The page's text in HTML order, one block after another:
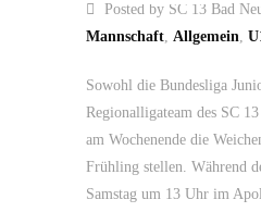
Posted by SC 13 Bad
Mannschaft, Allgemein,
Sowohl die Bundesliga
Regionalligateam des SC
am Wochenende die
Frühling stellen. Während
Samstag um 13 Uhr im